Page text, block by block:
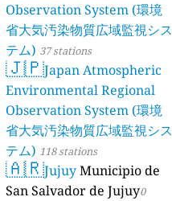
Observation System (環境
省大気汚染物質広域監視シス
テム) 37 stations
🇯🇵Japan Atmospheric
Environmental Regional
Observation System (環境
省大気汚染物質広域監視シス
テム) 118 stations
🇦🇷Jujuy Municipio de
San Salvador de Jujuy0